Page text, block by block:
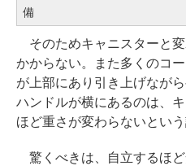
備
そのためキャニスターと
かからない。また多くのコ
が上部にあり引き上げなが
ハンドルが横にあるのは、
ほど重さが変わらないという
驚くべきは、自立するほ